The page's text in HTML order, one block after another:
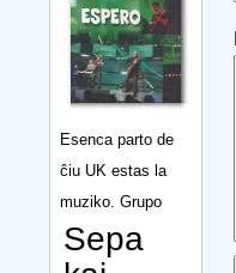
Esenca parto de
ĉiu UK estas la
muziko. Grupo
Sepa